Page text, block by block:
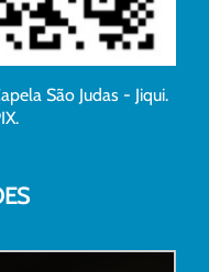
São Judas - Jiqui.